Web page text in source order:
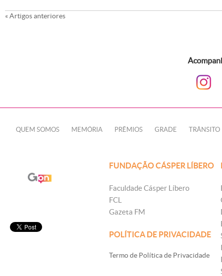
«Artigos anteriores
QUEM SOMOS MEMÓRIA PRÊMIOS GRADE TRÂNSITO
FUNDAÇÃO CÁSPER LÍBERO
Faculdade Cásper Líbero
FCL
Gazeta FM
POLÍTICA DE PRIVACIDADE
Termo de Política de Privacidade